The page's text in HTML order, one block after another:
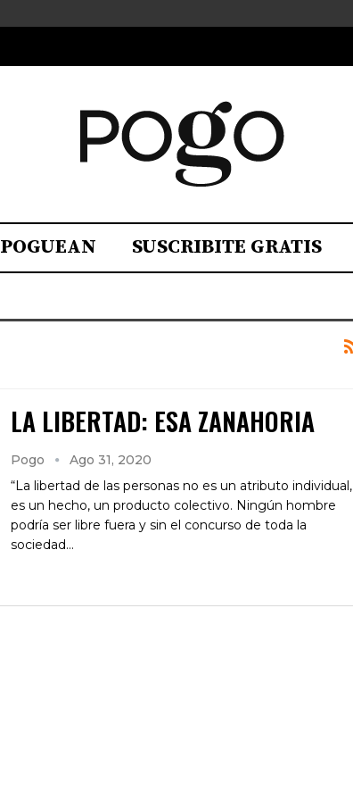
POGUEAN SUSCRIBITE GRATIS
LA LIBERTAD: ESA ZANAHORIA
Pogo
Ago 31, 2020
“La libertad de las personas no es un atributo individual,
es un hecho, un producto colectivo. Ningún hombre
podría ser libre fuera y sin el concurso de toda la
sociedad…